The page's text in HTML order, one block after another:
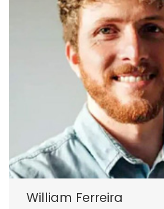
William Ferreira